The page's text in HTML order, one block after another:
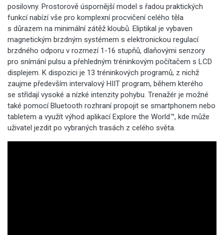
posilovny. Prostorově úspornější model s řadou praktických
funkcí nabízí vše pro komplexní procvičení celého těla
s důrazem na minimální zátěž kloubů. Eliptikal je vybaven
magnetickým brzdným systémem s elektronickou regulací
brzdného odporu v rozmezí 1-16 stupňů, dlaňovými senzory
pro snímání pulsu a přehledným tréninkovým počítačem s LCD
displejem. K dispozici je 13 tréninkových programů, z nichž
zaujme především intervalový HIIT program, během kterého
se střídají vysoké a nízké intenzity pohybu. Trenažér je možné
také pomocí Bluetooth rozhraní propojit se smartphonem nebo
tabletem a využít výhod aplikací Explore the World™, kde může
uživatel jezdit po vybraných trasách z celého světa.